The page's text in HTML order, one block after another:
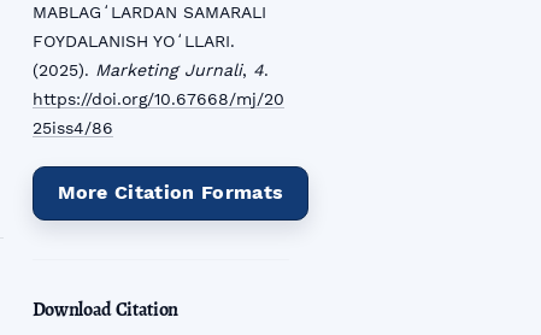
MABLAGʻLARDAN SAMARALI
FOYDALANISH YOʻLLARI.
(2025). Marketing Jurnali, 4.
https://doi.org/10.67668/mj/20
25iss4/86
More Citation Formats
Download Citation